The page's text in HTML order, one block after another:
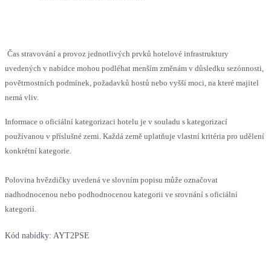
Čas stravování a provoz jednotlivých prvků hotelové infrastruktury
uvedených v nabídce mohou podléhat menším změnám v důsledku sezónnosti,
povětrnostních podmínek, požadavků hostů nebo vyšší moci, na které majitel
nemá vliv.
Informace o oficiální kategorizaci hotelu je v souladu s kategorizací
používanou v příslušné zemi. Každá země uplatňuje vlastní kritéria pro udělení
konkrétní kategorie.
Polovina hvězdičky uvedená ve slovním popisu může označovat
nadhodnocenou nebo podhodnocenou kategorii ve srovnání s oficiální
kategorií.
Kód nabídky: AYT2PSE